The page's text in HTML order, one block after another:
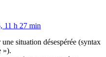
11 h 27 min
situation désespérée (syntax
»).